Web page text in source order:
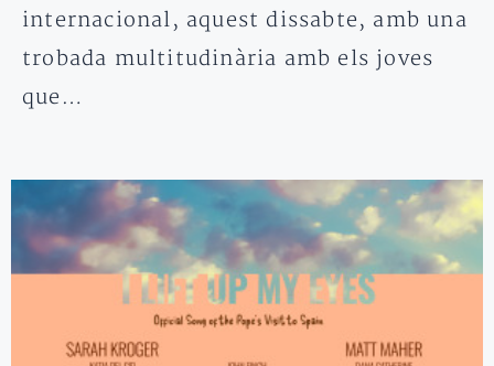
internacional, aquest dissabte, amb una
trobada multitudinària amb els joves
que…